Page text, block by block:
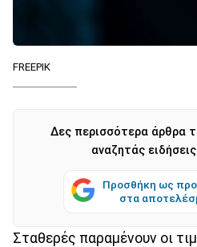
FREEPIK
Δες περισσότερα άρθρα
αναζητάς
Προσθήκη ως
στα
Σταθερές παραμένουν οι